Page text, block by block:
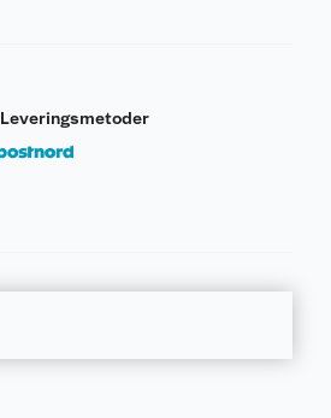
Leveringsmetoder